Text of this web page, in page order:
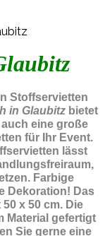
Stoffservietten
in Glaubitz bietet
eine große
für Ihr Event.
lässt
Farbige
Dekoration! Das
x 50 cm. Die
Material gefertigt
Sie gerne eine